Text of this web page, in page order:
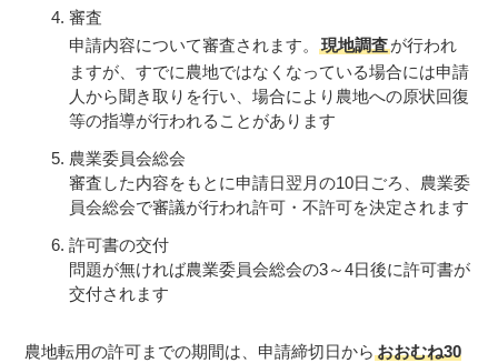
審査
申請内容について審査されます。現地調査が行われ
ますが、すでに農地ではなくなっている場合には申請
人から聞き取りを行い、場合により農地への原状回復
等の指導が行われることがあります
農業委員会総会
審査した内容をもとに申請日翌月の10日ごろ、農業委
員会総会で審議が行われ許可・不許可を決定されます
許可書の交付
問題が無ければ農業委員会総会の3～4日後に許可書が
交付されます
農地転用の許可までの期間は、申請締切日からおおむね30